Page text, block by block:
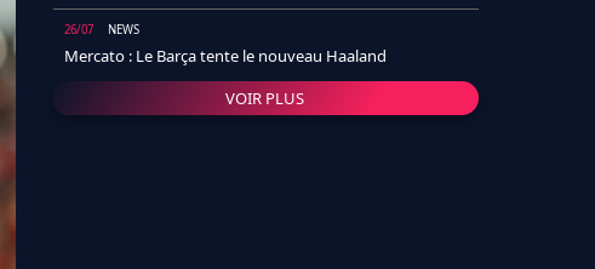
26/07 NEWS
Mercato : Le Barça tente le nouveau Haaland
VOIR PLUS